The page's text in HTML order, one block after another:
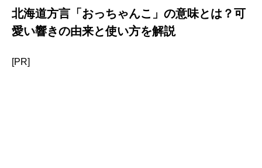
北海道方言「おっちゃんこ」の意味とは？可
愛い響きの由来と使い方を解説
[PR]